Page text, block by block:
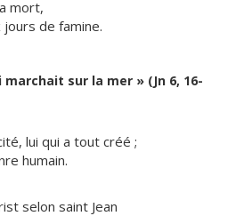
mort,
de famine.
sur la mer » (Jn 6, 16-
lui qui a tout créé ;
humain.
selon saint Jean